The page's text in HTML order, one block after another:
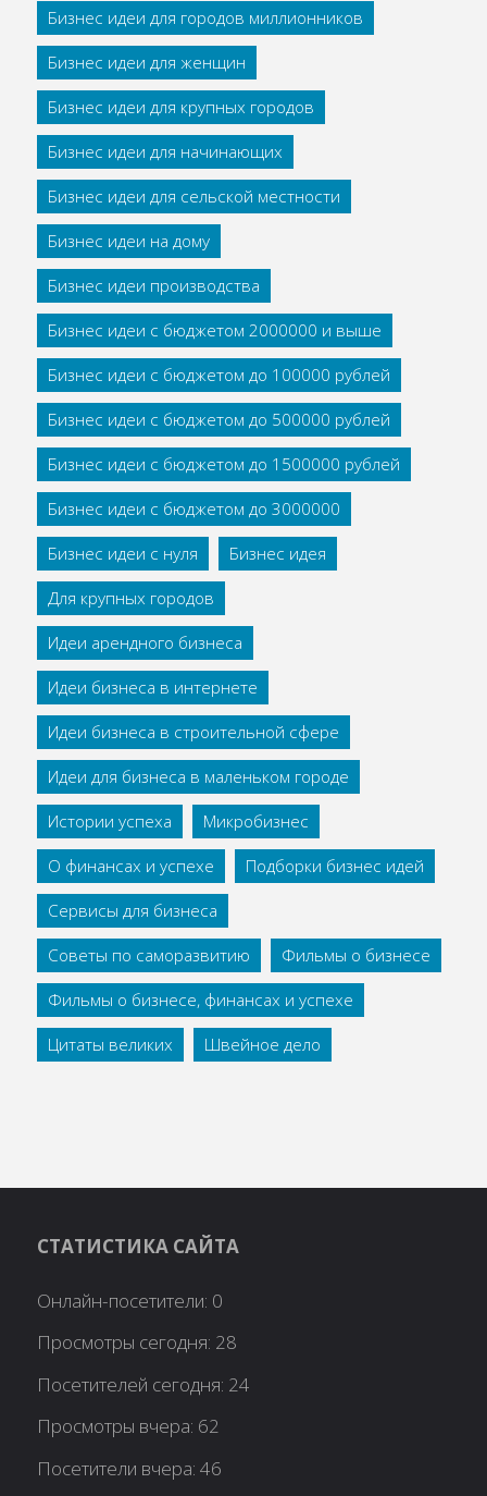
Бизнес идеи для городов миллионников
Бизнес идеи для женщин
Бизнес идеи для крупных городов
Бизнес идеи для начинающих
Бизнес идеи для сельской местности
Бизнес идеи на дому
Бизнес идеи производства
Бизнес идеи с бюджетом 2000000 и выше
Бизнес идеи с бюджетом до 100000 рублей
Бизнес идеи с бюджетом до 500000 рублей
Бизнес идеи с бюджетом до 1500000 рублей
Бизнес идеи с бюджетом до 3000000
Бизнес идеи с нуля
Бизнес идея
Для крупных городов
Идеи арендного бизнеса
Идеи бизнеса в интернете
Идеи бизнеса в строительной сфере
Идеи для бизнеса в маленьком городе
Истории успеха
Микробизнес
О финансах и успехе
Подборки бизнес идей
Сервисы для бизнеса
Советы по саморазвитию
Фильмы о бизнесе
Фильмы о бизнесе, финансах и успехе
Цитаты великих
Швейное дело
СТАТИСТИКА САЙТА
Онлайн-посетители: 0
Просмотры сегодня: 28
Посетителей сегодня: 24
Просмотры вчера: 62
Посетители вчера:46